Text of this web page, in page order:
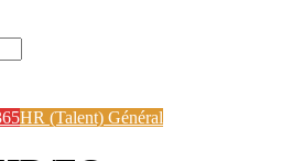
HR (Talent) Général